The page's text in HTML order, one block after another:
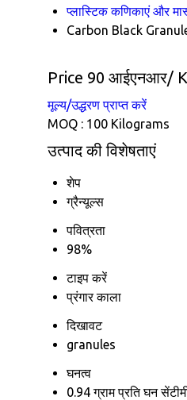
प्लास्टिक कणिकाएं और
Carbon Black
Price 90 आईएनआर/
मूल्य/उद्धरण प्राप्त करें
MOQ : 100 Kilograms
उत्पाद की विशेषताएं
शेप
ग्रैन्यूल्स
पवित्रता
98%
टाइप करें
प्रंगार काला
दिखावट
granules
घनत्व
0.94 ग्राम प्रति घन